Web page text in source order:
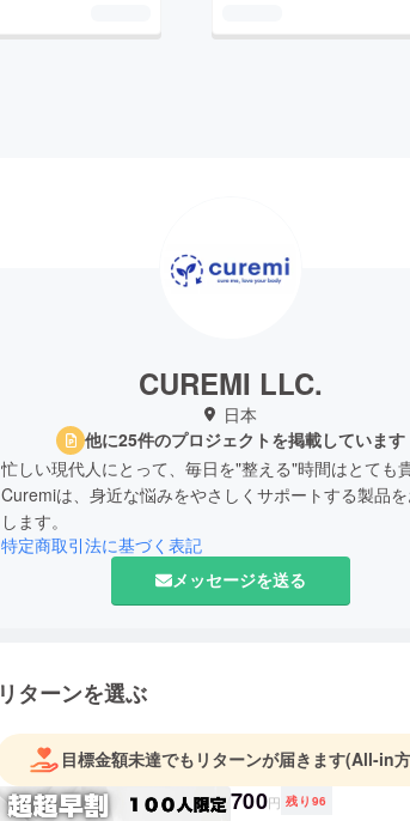
CUREMI LLC.
日本
他に25件のプロジェクトを掲載しています
忙しい現代人にとって、毎日を"整える"時間はとても貴
Curemiは、身近な悩みをやさしくサポートする製品
します。
特定商取引法に基づく表記
メッセージを送る
リターンを選ぶ
目標金額未達でもリターンが届きます(All-in
700円 残り 96